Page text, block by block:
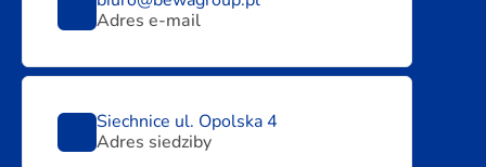
Adres e-mail
Siechnice ul. Opolska 4
Adres siedziby